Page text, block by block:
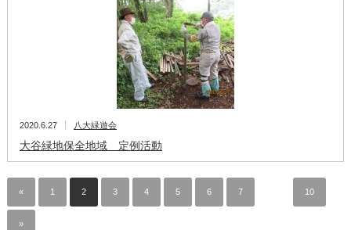
2020.6.27 八大緑遊会
大谷緑地保全地域 定例活動
« 1 2 3 4 5 6 7 10
»